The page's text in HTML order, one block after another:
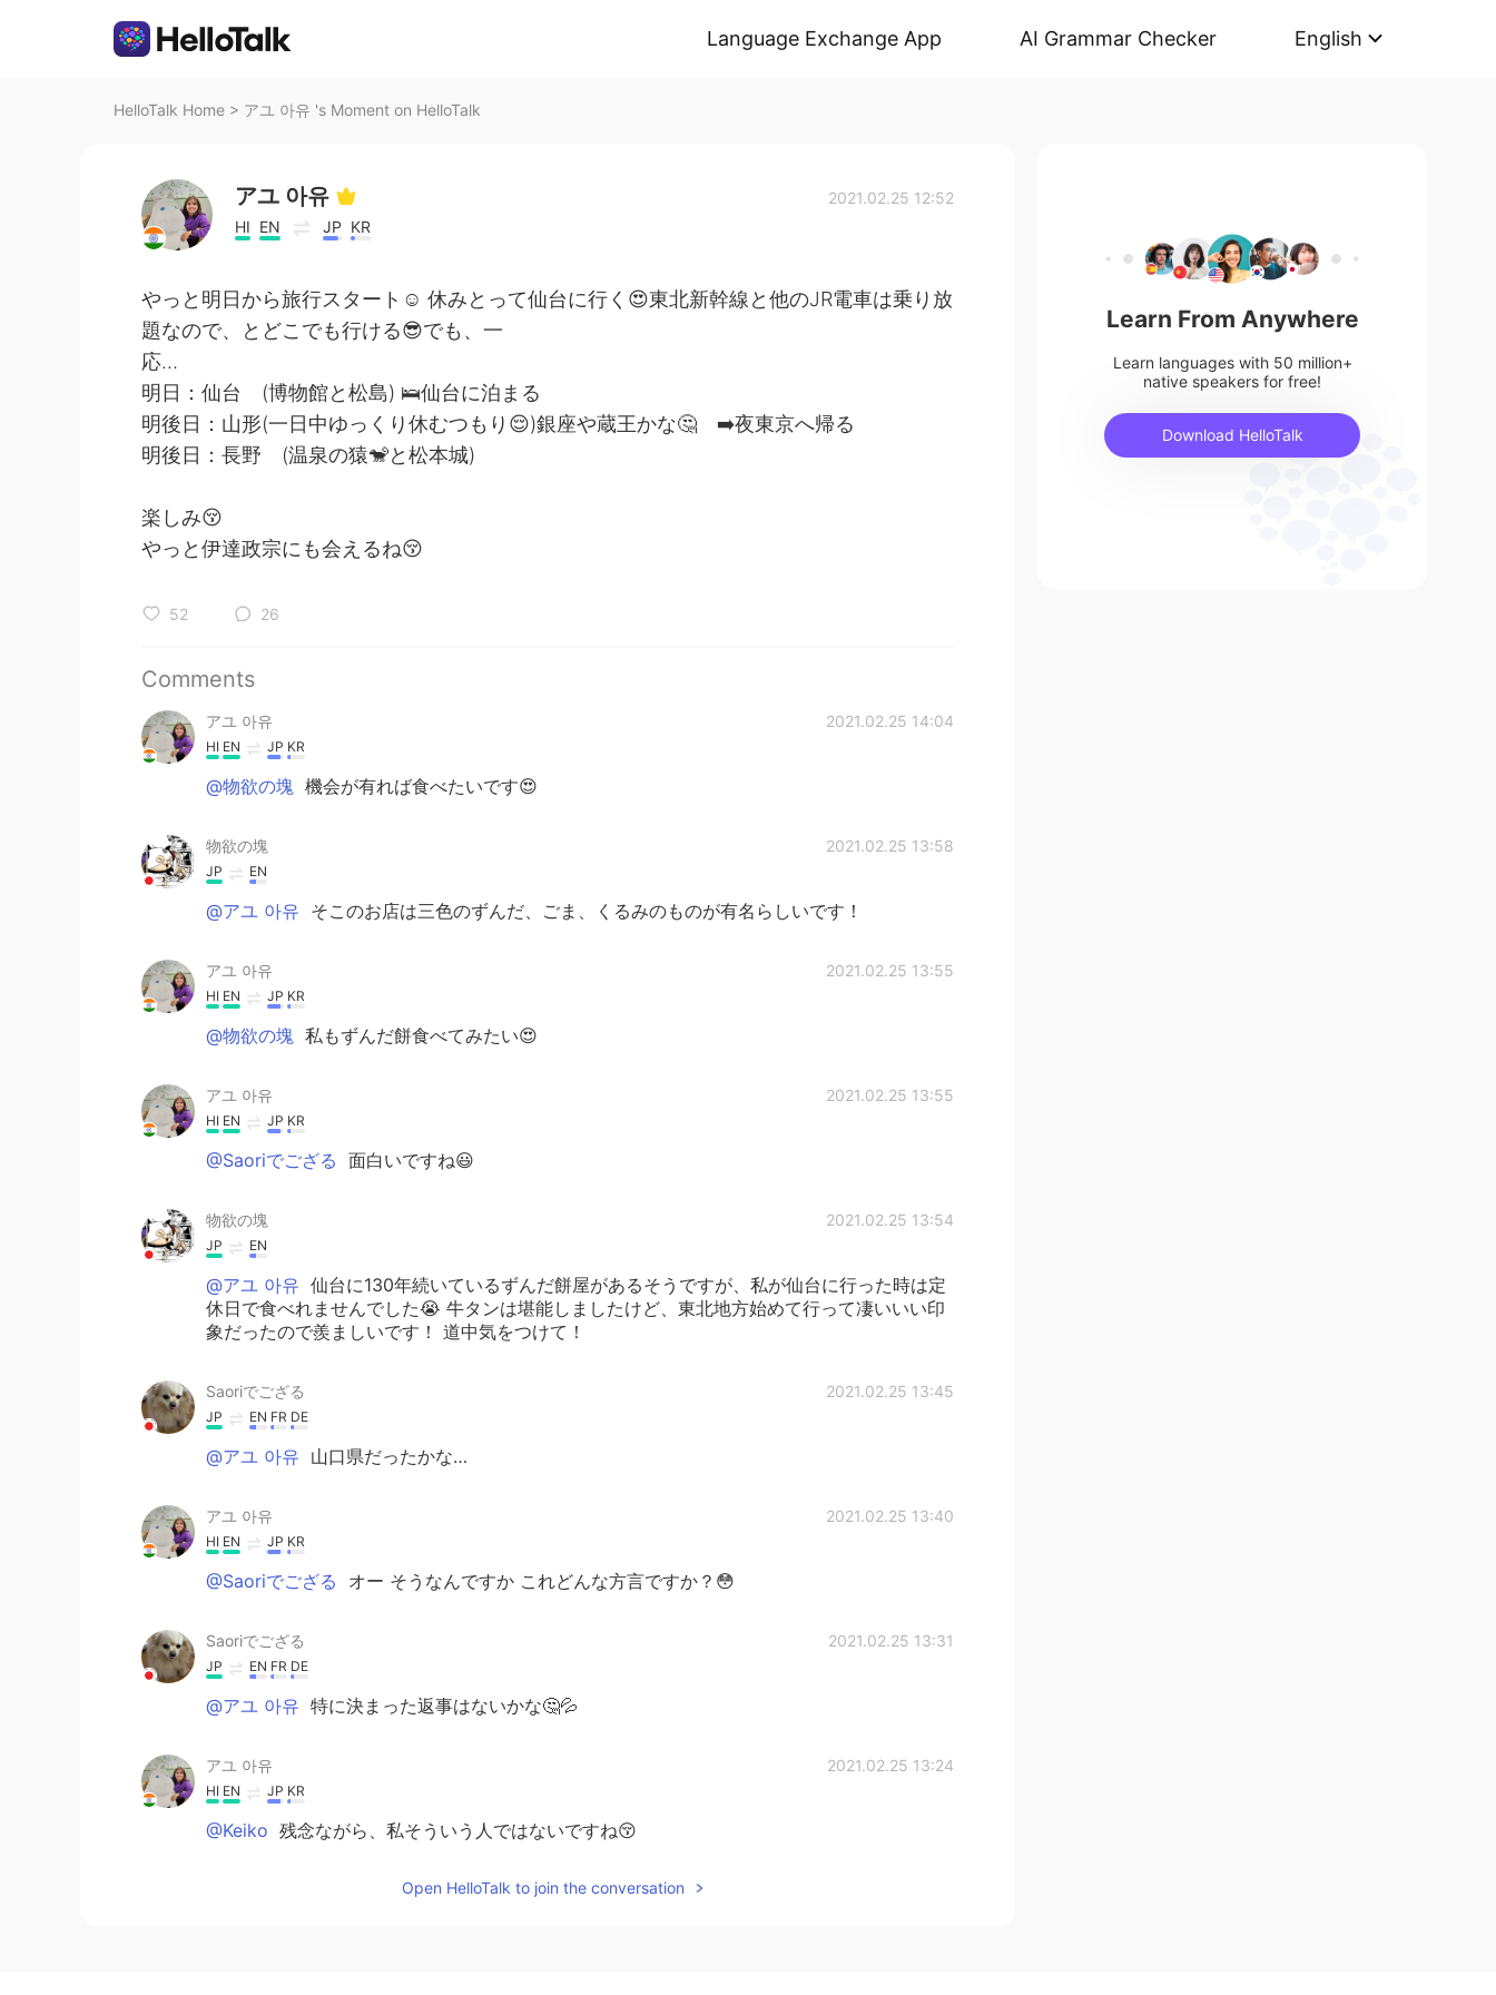
Language Exchange App AI Grammar Checker English
HelloTalk Home > アユ 아유 's Moment on HelloTalk
アユ 아유
HI EN JP KR
2021.02.25 12:52
やっと明日から旅行スタート☺ 休みとって仙台に行く😍東北新幹線と他のJR電車は乗り放
題なので、とどこでも行ける😎でも、一
応…
明日：仙台 (博物館と松島) 🛌仙台に泊まる
明後日：山形(一日中ゆっくり休むつもり😌)銀座や蔵王かな🤔 ➡️夜東京へ帰る
明後日：長野 (温泉の猿🐒と松本城)
楽しみ😚
やっと伊達政宗にも会えるね😚
52 26
Comments
アユ 아유 2021.02.25 14:04
HI EN JP KR
@物欲の塊 機会が有れば食べたいです😍
物欲の塊 2021.02.25 13:58
JP EN
@アユ 아유 そこのお店は三色のずんだ、ごま、くるみのものが有名らしいです！
アユ 아유 2021.02.25 13:55
HI EN JP KR
@物欲の塊 私もずんだ餅食べてみたい😍
アユ 아유 2021.02.25 13:55
HI EN JP KR
@Saoriでござる 面白いですね😃
物欲の塊 2021.02.25 13:54
JP EN
@アユ 아유 仙台に130年続いているずんだ餅屋があるそうですが、私が仙台に行った時は定
休日で食べれませんでした😭 牛タンは堪能しましたけど、東北地方始めて行って凄いいい印
象だったので羨ましいです！ 道中気をつけて！
Saoriでござる 2021.02.25 13:45
JP EN FR DE
@アユ 아유 山口県だったかな…
アユ 아유 2021.02.25 13:40
HI EN JP KR
@Saoriでござる オー そうなんですか これどんな方言ですか？😳
Saoriでござる 2021.02.25 13:31
JP EN FR DE
@アユ 아유 特に決まった返事はないかな🤔💦
アユ 아유 2021.02.25 13:24
HI EN JP KR
@Keiko 残念ながら、私そういう人ではないですね😚
Open HelloTalk to join the conversation
Learn From Anywhere
Learn languages with 50 million+
native speakers for free!
Download HelloTalk